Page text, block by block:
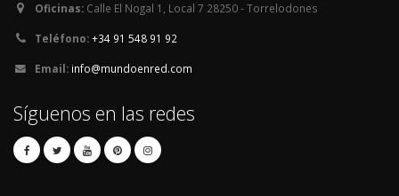
Oficinas: Calle El Nogal 1, Local 7 28250 - Torrelodones
Teléfono:+34 91 548 91 92
Email: info@mundoenred.com
Síguenos en las redes